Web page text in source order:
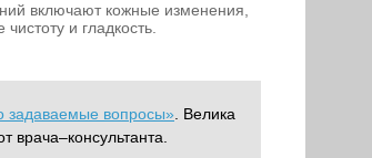
включают кожные изменения,
и гладкость.
задаваемые вопросы» . Велика